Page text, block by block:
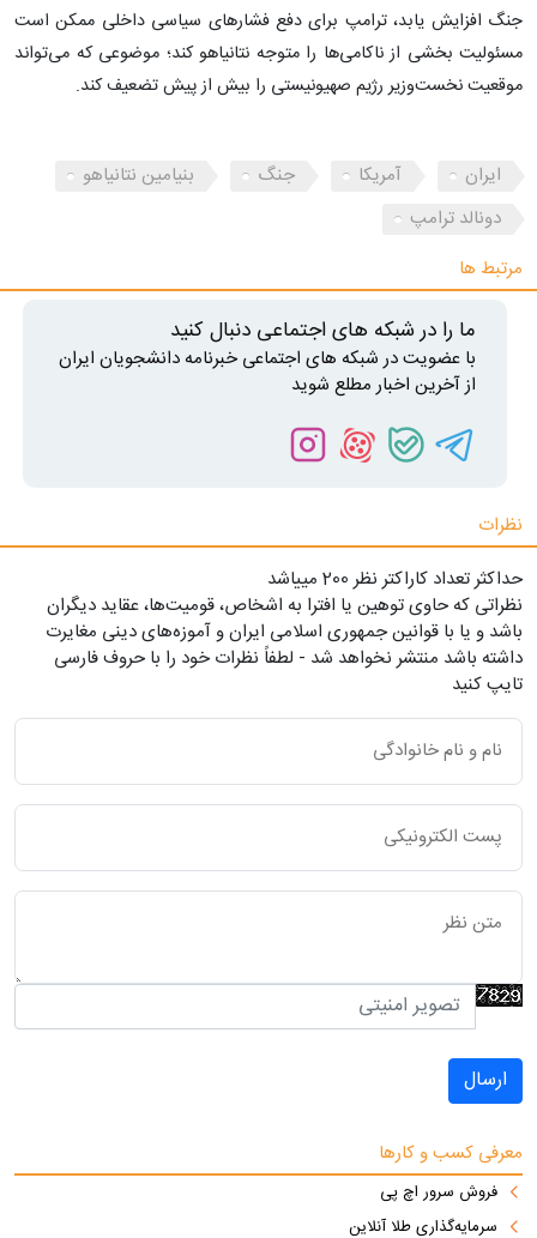
جنگ افزایش یابد، ترامپ برای دفع فشارهای سیاسی داخلی ممکن است
مسئولیت بخشی از ناکامی‌ها را متوجه نتانیاهو کند؛ موضوعی که می‌تواند
موقعیت نخست‌وزیر رژیم صهیونیستی را بیش از پیش تضعیف کند.
ایران آمریکا جنگ
بنیامین نتانیاهو
دونالد ترامپ
مرتبط ها
ما را در شبکه های اجتماعی دنبال کنید
با عضویت در شبکه های اجتماعی خبرنامه دانشجویان ایران
از آخرین اخبار مطلع شوید
نظرات
حداکثر تعداد کاراکتر نظر 200 ميياشد
نظراتی که حاوی توهین یا افترا به اشخاص، قومیت‌ها، عقاید دیگران
باشد و یا با قوانین جمهوری اسلامی ایران و آموزه‌های دینی مغایرت
داشته باشد منتشر نخواهد شد - لطفاً نظرات خود را با حروف فارسی
تایپ کنید
ارسال
معرفی کسب و کارها
فروش سرور اچ پی
سرمایه‌گذاری طلا آنلاین